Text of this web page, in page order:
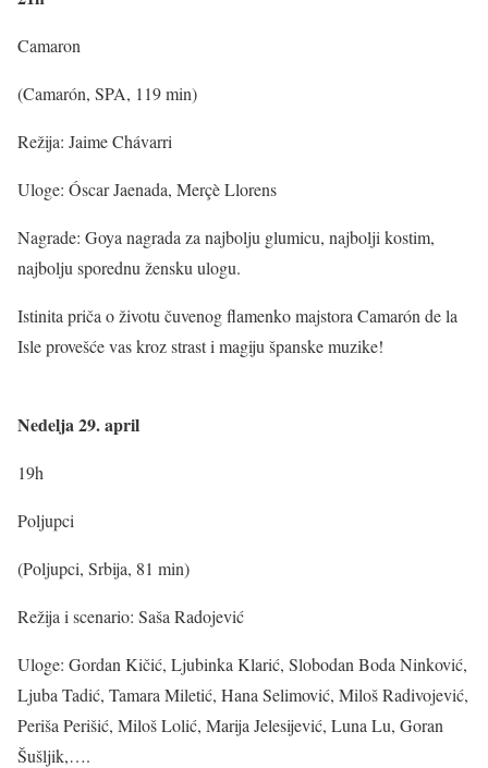
Camaron
(Camarón, SPA, 119 min)
Režija: Jaime Chávarri
Uloge: Óscar Jaenada, Merçè Llorens
Nagrade: Goya nagrada za najbolju glumicu, najbolji kostim,
najbolju sporednu žensku ulogu.
Istinita priča o životu čuvenog flamenko majstora Camarón de la
Isle provešće vas kroz strast i magiju španske muzike!
Nedelja 29. april
19h
Poljupci
(Poljupci, Srbija, 81 min)
Režija i scenario: Saša Radojević
Uloge: Gordan Kičić, Ljubinka Klarić, Slobodan Boda Ninković,
Ljuba Tadić, Tamara Miletić, Hana Selimović, Miloš Radivojević,
Periša Perišić, Miloš Lolić, Marija Jelesijević, Luna Lu, Goran
Šušljik,….